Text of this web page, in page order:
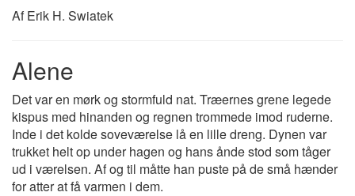
Af Erik H. Swiatek
Alene
Det var en mørk og stormfuld nat. Træernes grene legede
kispus med hinanden og regnen trommede imod ruderne.
Inde i det kolde soveværelse lå en lille dreng. Dynen var
trukket helt op under hagen og hans ånde stod som tåger
ud i værelsen. Af og til måtte han puste på de små hænder
for atter at få varmen i dem.